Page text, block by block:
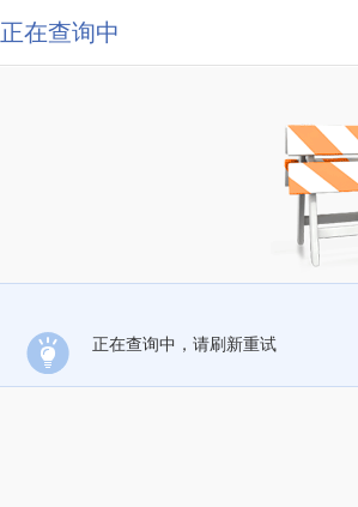
正在查询中
正在查询中，请刷新重试